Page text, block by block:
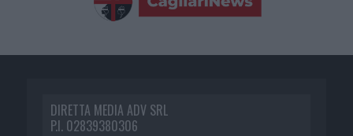
DIRETTA MEDIA ADV SRL
P.I. 02839380306